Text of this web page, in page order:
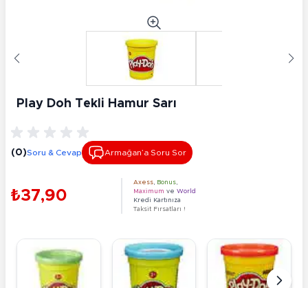
Play Doh Tekli Hamur Sarı
(0)Soru & Cevap Armağan’a Soru Sor
₺37,90
Axess Bonus
Maximum ve World
Kredi Kartınıza
Taksit Fırsatları !